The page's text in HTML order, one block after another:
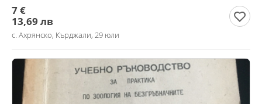
7 €
13,69 лв
с. Ахрянско, Кърджали, 29 юли